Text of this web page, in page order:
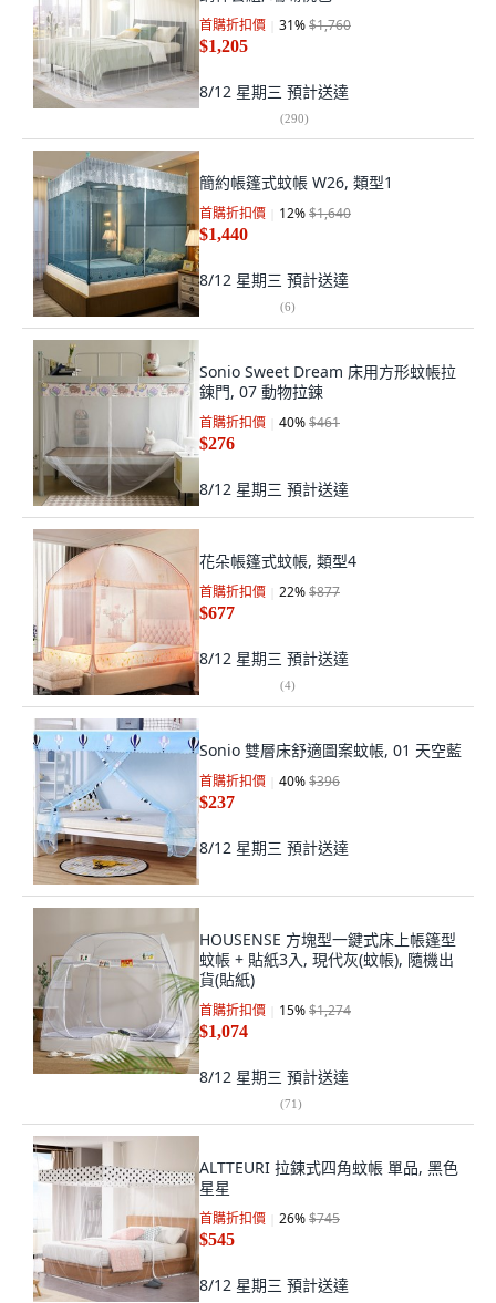
首購折扣價 31%$1,760
$1,205
8/12 星期三 預計送達
(290)
簡約帳篷式蚊帳 W26, 類型1
首購折扣價 12%$1,640
$1,440
8/12 星期三 預計送達
(6)
Sonio Sweet Dream 床用方形蚊帳拉
鍊門, 07 動物拉鍊
首購折扣價 40%$461
$276
8/12 星期三 預計送達
花朵帳篷式蚊帳, 類型4
首購折扣價 22%$877
$677
8/12 星期三 預計送達
(4)
Sonio 雙層床舒適圖案蚊帳, 01 天空藍
首購折扣價 40%$396
$237
8/12 星期三 預計送達
HOUSENSE 方塊型一鍵式床上帳篷型
蚊帳 + 貼紙3入, 現代灰(蚊帳), 隨機出
貨(貼紙)
首購折扣價 15%$1,274
$1,074
8/12 星期三 預計送達
(71)
ALTTEURI 拉鍊式四角蚊帳 單品, 黑色
星星
首購折扣價 26%$745
$545
8/12 星期三 預計送達